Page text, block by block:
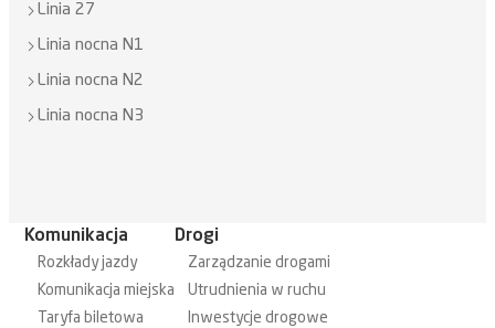
Linia 27
Linia nocna N1
Linia nocna N2
Linia nocna N3
Komunikacja
Rozkłady jazdy
Komunikacja miejska
Taryfa biletowa
Drogi
Zarządzanie drogami
Utrudnienia w ruchu
Inwestycje drogowe